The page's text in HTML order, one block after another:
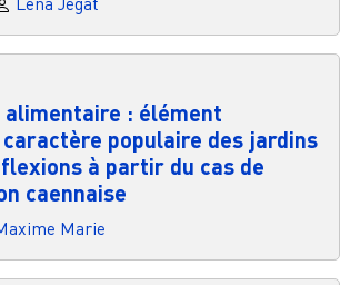
alimentaire : élément
populaire des jardins
à partir du cas de
caennaise
Marie